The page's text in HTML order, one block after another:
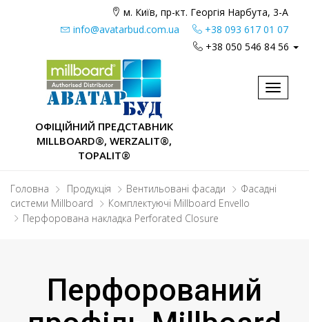
м. Київ, пр-кт. Георгія Нарбута, 3-А
info@avatarbud.com.ua
+38 093 617 01 07
+38 050 546 84 56
ОФІЦІЙНИЙ ПРЕДСТАВНИК
MILLBOARD®, WERZALIT®,
TOPALIT®
Toggle
Головна Продукція Вентильовані фасади
Фасадні
системи Millboard
Комплектуючі Millboard Envello
Перфорована накладка Perforated Closure
Перфорований